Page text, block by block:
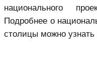
национального
Подробнее о
столицы можно